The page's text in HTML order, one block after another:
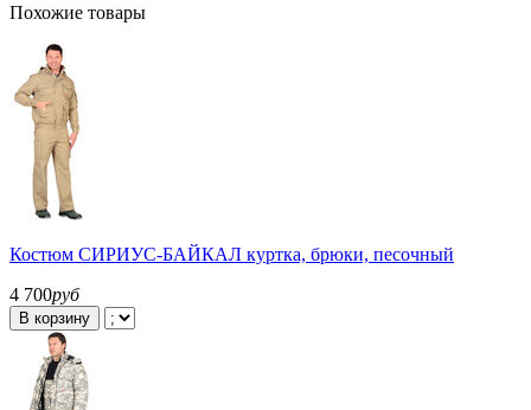
Похожие товары
Костюм СИРИУС-БАЙКАЛ куртка, брюки, песочный
4 700руб
В корзину